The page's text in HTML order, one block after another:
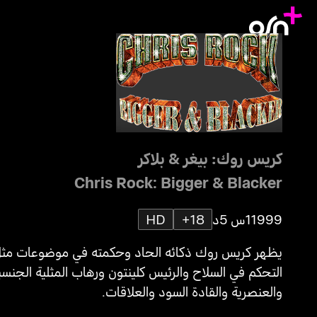
كريس روك: بيغر & بلاكر
Chris Rock: Bigger & Blacker
19991س 5د 18+
HD
يظهر كريس روك ذكائه الحاد وحكمته في موضوعات
التحكم في السلاح والرئيس كلينتون ورهاب المثلية
والعنصرية والقادة السود والعلاقات.